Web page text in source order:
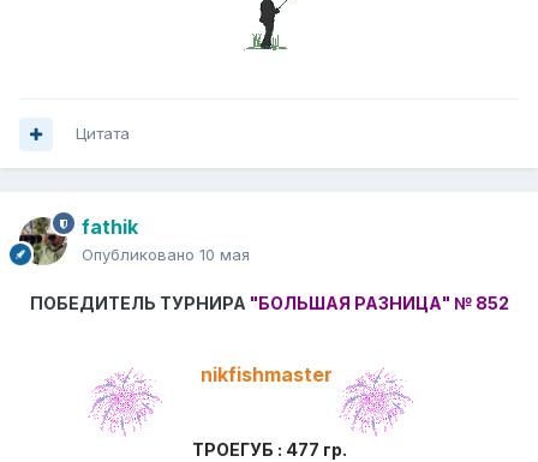
Цитата
fathik
Опубликовано 10 мая
ПОБЕДИТЕЛЬ ТУРНИРА "БОЛЬШАЯ РАЗНИЦА" № 852
nikfishmaster
ТРОЕГУБ : 477 гр.